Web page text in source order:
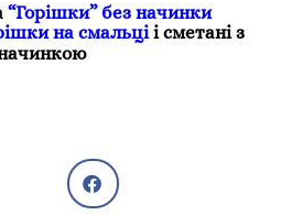
“Горішки” без начинки
на смальці і сметані з